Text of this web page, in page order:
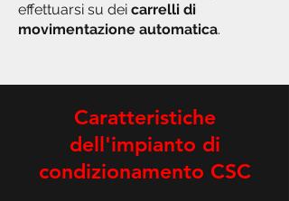
effettuarsi su dei carrelli di
movimentazione automatica.
Caratteristiche
dell'impianto di
condizionamento CSC